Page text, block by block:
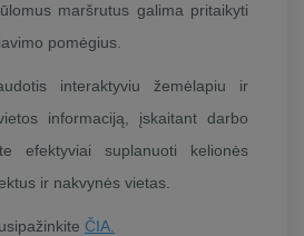
maršrutus galima pritaikyti
pomėgius.
interaktyviu žemėlapiu ir
informaciją, įskaitant darbo
efektyviai suplanuoti kelionės
ir nakvynės vietas.
ČIA.